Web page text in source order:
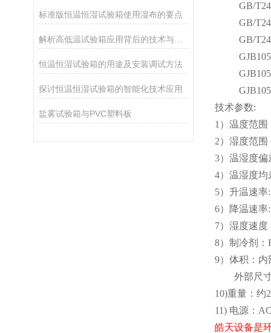
标准版恒温恒湿试验箱使用湿布的要点
解析高低温试验箱应用背后的技术与需求
恒温恒湿试验箱的用途及安装调试方法
探讨恒温恒湿试验箱的智能化技术应用
盐雾试验箱与PVC塑料板
GB/
GB/
GB/
技术参数:
1）温度范
2）湿度范围
3）温湿度
4）温湿度
5）升温速
6）降温速率
7）湿度速度
8）制冷剂：
9）体积：内
外部尺寸
10)重量：约
11) 电源：
皓天设备是